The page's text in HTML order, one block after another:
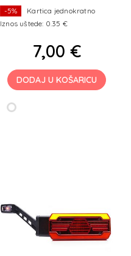
-5%
Kartica jednokratno
Iznos uštede: 0.35 €
7,00 €
DODAJ U KOŠARICU